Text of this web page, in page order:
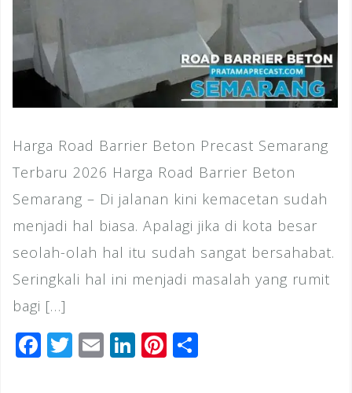
Harga Road Barrier Beton Precast Semarang
Terbaru 2026 Harga Road Barrier Beton
Semarang – Di jalanan kini kemacetan sudah
menjadi hal biasa. Apalagi jika di kota besar
seolah-olah hal itu sudah sangat bersahabat.
Seringkali hal ini menjadi masalah yang rumit
bagi […]
F T E Li Pi